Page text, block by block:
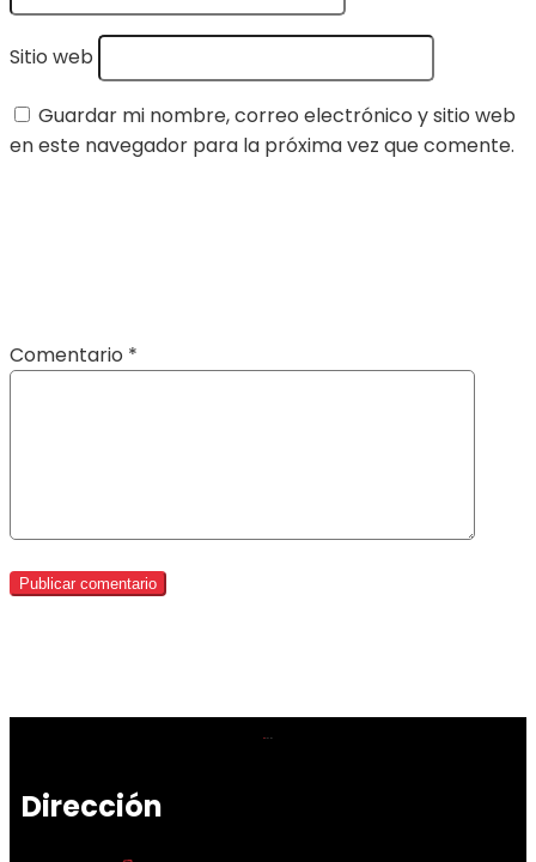
Sitio web
Guardar mi nombre, correo electrónico y sitio web
en este navegador para la próxima vez que comente.
Comentario *
Dirección